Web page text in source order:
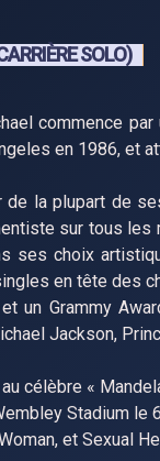
SOLO)
commence
en 1986, et
la plupart de
sur tous les
ses choix
en tête des
un Grammy
Jackson,
célèbre «
Stadium le
et Sexual